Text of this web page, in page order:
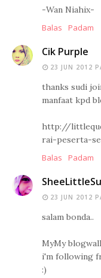
-Wan Niahix-
Balas
Padam
Cik Purple
23 JUN 2012
thanks sudi
manfaat kpd
http://
rai-peserta-
Balas
Padam
23 JUN 2012
salam bonda..
MyMy
i'm following
:)